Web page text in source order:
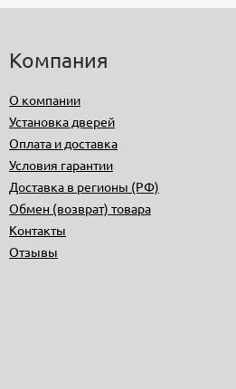
Компания
О компании
Установка дверей
Оплата и доставка
Условия гарантии
Доставка в регионы (РФ)
Обмен (возврат) товара
Контакты
Отзывы